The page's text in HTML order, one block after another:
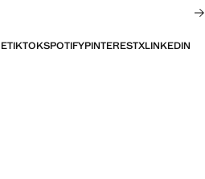
TIKTOKSPOTIFYPINTERESTXLINKEDIN